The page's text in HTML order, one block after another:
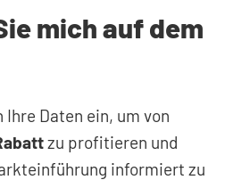
mich auf dem
Daten ein, um von
zu profitieren und
informiert zu